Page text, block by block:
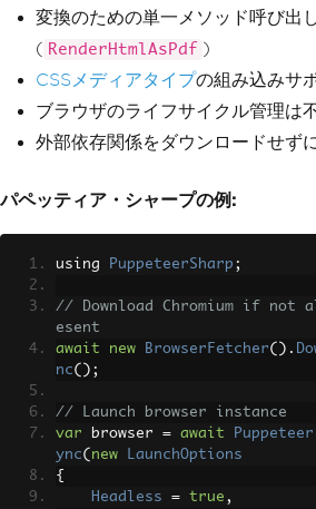
        </head>
            <div class='invoice-heade
r'>
                <h1>Invoice #12345</h1
>
            </div>
pdf .SaveAs( "invoice.pdf" );
変換のための単一メソッド呼び出
( RenderHtmlAsPdf )
CSSメディアタイプの組み込みサ
ブラウザのライフサイクル管理は
外部依存関係をダウンロードせず
パペッティア・シャープの例:
using PuppeteerSharp ;
// Download Chromium if not
esent
await
new BrowserFetcher().
nc();
// Launch browser instance
var browser = await Puppeteer
ync( new
LaunchOptions
{
Headless
= true ,